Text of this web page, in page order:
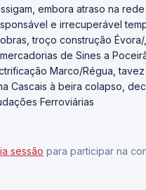
embora atraso na
e irrecuperável
troço construção
de Sines a
Marco/Régua, tavez
Cascais à beira colapso,
Ferroviárias
sessão para participar na